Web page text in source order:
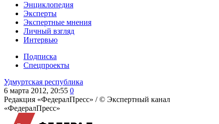
Энциклопедия
Эксперты
Экспертные мнения
Личный взгляд
Интервью
Подписка
Спецпроекты
Удмуртская республика
6 марта 2012, 20:55 0
Редакция «ФедералПресс» /© Экспертный канал
«ФедералПресс»